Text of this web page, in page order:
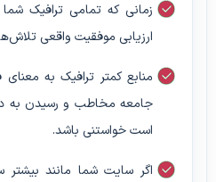
زمانی که تمامی ترافیک
ارزیابی موفقیت واقعی
منابع کمتر ترافیک به
جامعه مخاطب و رسیدن به
است خواستنی باشد.
اگر سایت شما مانند بیشتر